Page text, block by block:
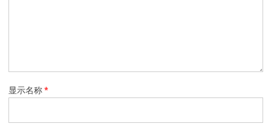
显示名称*